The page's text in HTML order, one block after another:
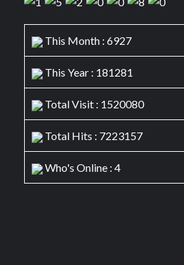
This Month : 6927
This Year : 181281
Total Visit : 1520080
Total Hits : 7223157
Who's Online : 4